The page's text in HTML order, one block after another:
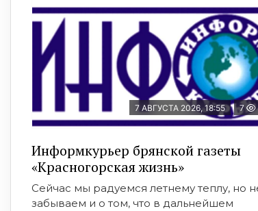
7 АВГУСТА 2026, 18:55 7
Информкурьер брянской газеты
«Красногорская жизнь»
Сейчас мы радуемся летнему теплу, но
забываем и о том, что в дальнейшем